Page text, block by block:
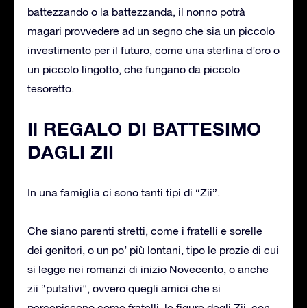
battezzando o la battezzanda, il nonno potrà
magari provvedere ad un segno che sia un piccolo
investimento per il futuro, come una sterlina d’oro o
un piccolo lingotto, che fungano da piccolo
tesoretto.
Il REGALO DI BATTESIMO
DAGLI ZII
In una famiglia ci sono tanti tipi di “Zii”.
Che siano parenti stretti, come i fratelli e sorelle
dei genitori, o un po’ più lontani, tipo le prozie di cui
si legge nei romanzi di inizio Novecento, o anche
zii “putativi”, ovvero quegli amici che si